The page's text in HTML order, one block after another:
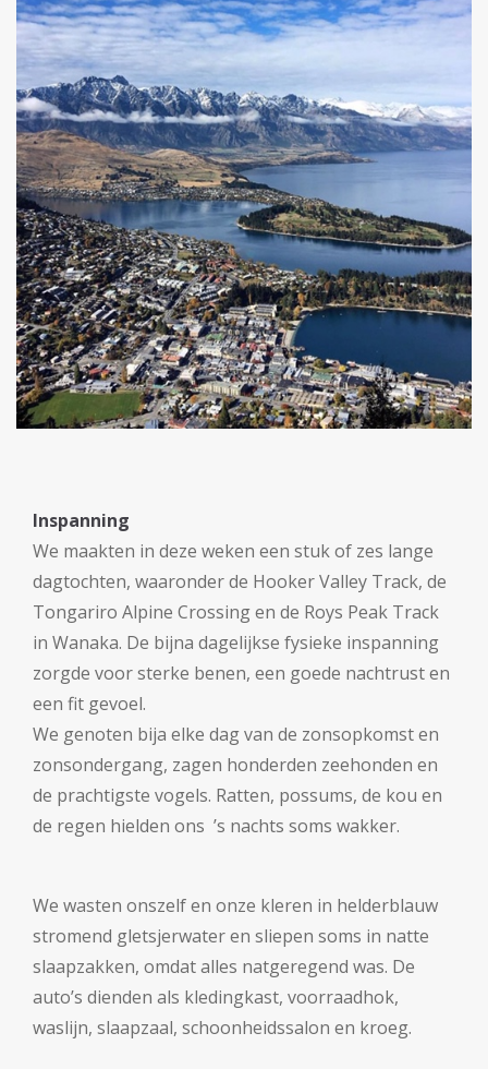
Inspanning
We maakten in deze weken een stuk of zes lange
dagtochten, waaronder de Hooker Valley Track, de
Tongariro Alpine Crossing en de Roys Peak Track
in Wanaka. De bijna dagelijkse fysieke inspanning
zorgde voor sterke benen, een goede nachtrust en
een fit gevoel.
We genoten bija elke dag van de zonsopkomst en
zonsondergang, zagen honderden zeehonden en
de prachtigste vogels. Ratten, possums, de kou en
de regen hielden ons ’s nachts soms wakker.
We wasten onszelf en onze kleren in helderblauw
stromend gletsjerwater en sliepen soms in natte
slaapzakken, omdat alles natgeregend was. De
auto’s dienden als kledingkast, voorraadhok,
waslijn, slaapzaal, schoonheidssalon en kroeg.